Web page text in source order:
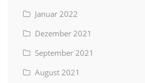
Januar 2022
Dezember 2021
September 2021
August 2021